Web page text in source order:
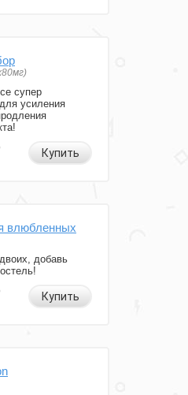
супер
усиления
Купить
влюбленных
добавь
Купить